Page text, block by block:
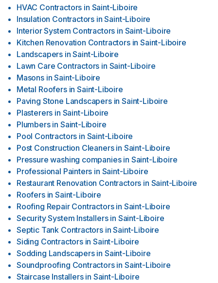
HVAC Contractors in Saint-Liboire
Insulation Contractors in Saint-Liboire
Interior System Contractors in Saint-Liboire
Kitchen Renovation Contractors in Saint-Liboire
Landscapers in Saint-Liboire
Lawn Care Contractors in Saint-Liboire
Masons in Saint-Liboire
Metal Roofers in Saint-Liboire
Paving Stone Landscapers in Saint-Liboire
Plasterers in Saint-Liboire
Plumbers in Saint-Liboire
Pool Contractors in Saint-Liboire
Post Construction Cleaners in Saint-Liboire
Pressure washing companies in Saint-Liboire
Professional Painters in Saint-Liboire
Restaurant Renovation Contractors in Saint-Liboire
Roofers in Saint-Liboire
Roofing Repair Contractors in Saint-Liboire
Security System Installers in Saint-Liboire
Septic Tank Contractors in Saint-Liboire
Siding Contractors in Saint-Liboire
Sodding Landscapers in Saint-Liboire
Soundproofing Contractors in Saint-Liboire
Staircase Installers in Saint-Liboire